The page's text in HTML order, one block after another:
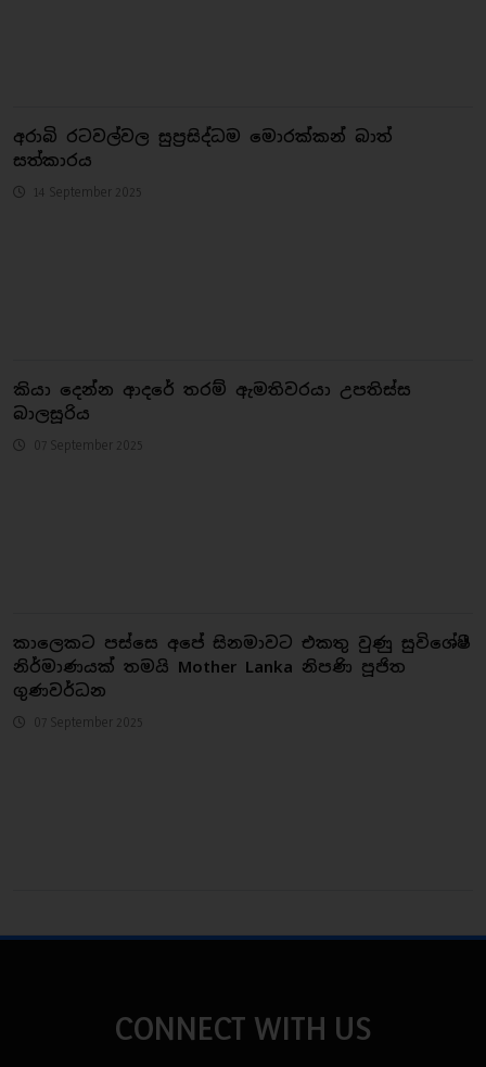
අරාබි රටවල්වල සුප්‍රසිද්ධම මොරක්කන් බාත්
සත්කාරය
14 September 2025
කියා දෙන්න ආදරේ තරම් ඇමතිවරයා උපතිස්ස
බාලසූරිය
07 September 2025
කාලෙකට පස්සෙ අපේ සිනමාවට එකතු වුණු සුවිශේෂී
නිර්මාණයක් තමයි Mother Lanka නිපණි පූජිත
ගුණවර්ධන
07 September 2025
CONNECT WITH US